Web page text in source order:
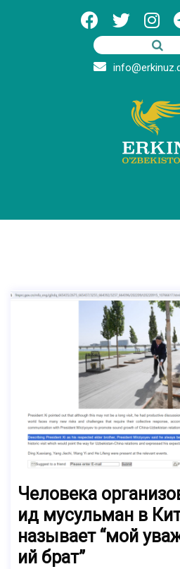
Человека
ид мусульман в
называет “мой
ий брат”